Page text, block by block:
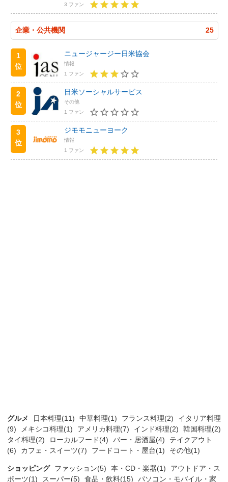
3 ファン
企業・公共機関 25
1
位
ニュージャージー日米協会
情報
1 ファン
2
位
日米ソーシャルサービス
その他
1 ファン
3
位
ジモモニューヨーク
情報
1 ファン
グルメ 日本料理(11) 中華料理(1) フランス料理(2)
イタリア料理
(9)
メキシコ料理(1) アメリカ料理(7) インド料理(2)
韓国料理(2)
タイ料理(2)
ローカルフード(4) バー・居酒屋(4)
テイクアウト
(6)
カフェ・スイーツ(7) フードコート・屋台(1) その他(1)
ショッピング ファッション(5) 本・CD・楽器(1)
アウトドア・ス
ポーツ(1)
スーパー(5) 食品・飲料(15)
パソコン・モバイル・家